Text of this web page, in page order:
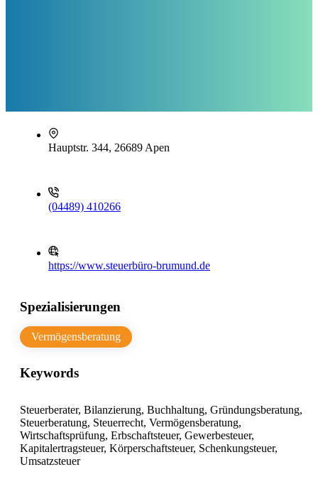
Hauptstr. 344, 26689 Apen
(04489) 410266
https://www.steuerbüro-brumund.de
Spezialisierungen
Vermögensberatung
Keywords
Steuerberater, Bilanzierung, Buchhaltung, Gründungsberatung,
Steuerberatung, Steuerrecht, Vermögensberatung,
Wirtschaftsprüfung, Erbschaftsteuer, Gewerbesteuer,
Kapitalertragsteuer, Körperschaftsteuer, Schenkungsteuer,
Umsatzsteuer